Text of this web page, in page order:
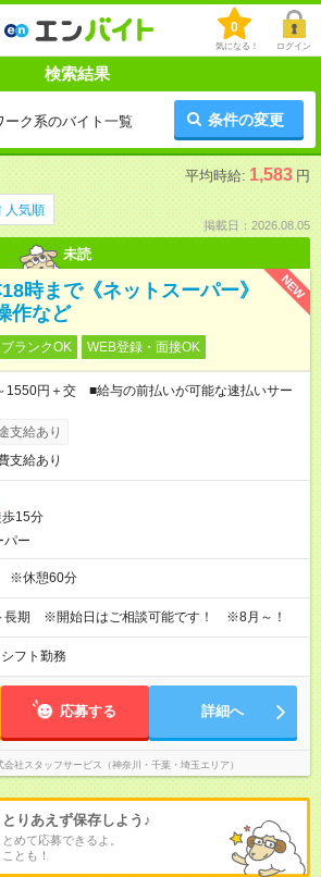
0
気になる！ ログイン
検索結果
ク系のバイト一覧 条件の変更
平均時給: 1,583 円
人気順
掲載日：2026.08.05
未読
NEW
時まで《ネットスーパー》
作など
ブランクOK WEB登録・面接OK
1550円＋交 ■給与の前払いが可能な速払いサー
支給あり
支給あり
15分
パー
※休憩60分
長期 ※開始日はご相談可能です！ ※8月～！
シフト勤務
応募する 詳細へ
会社スタッフサービス（神奈川・千葉・埼玉エリア）
とりあえず保存しよう♪
めて応募できるよ。
とも！